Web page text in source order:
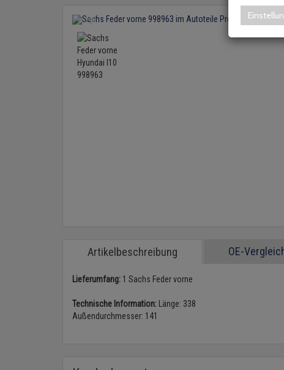
Artikelbeschreibung OE-
Lieferumfang: 1 Sachs Feder vorne
Technische Information: Länge: 338
Außendurchmesser: 141